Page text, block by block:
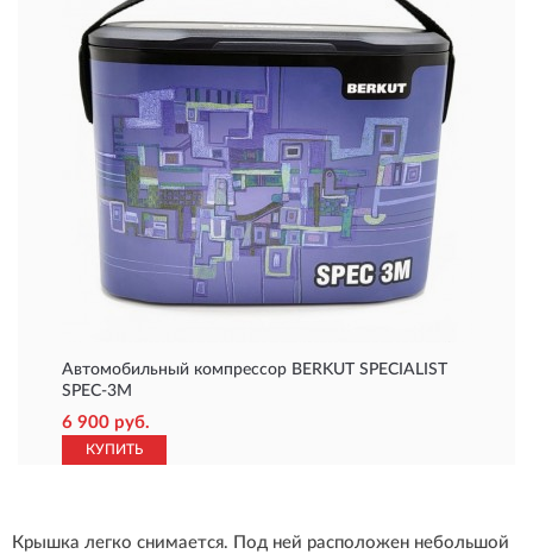
Автомобильный компрессор BERKUT SPECIALIST
SPEC-3M
6 900 руб.
КУПИТЬ
Крышка легко снимается. Под ней расположен небольшой